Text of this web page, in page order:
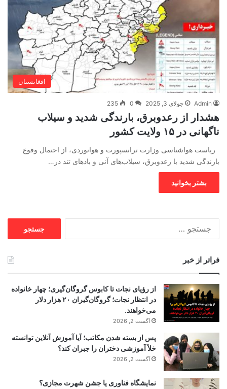
افغانستان
Admin جولای 3, 2025 0
235
هشدار از رعدوبرق، بارندگی شدید و سیلاب‌
ناگهانی در ۱۵ ولایت کشور
ریاست هواشناسی وزارت ترانسپورت و هوانوردی، از احتمال وقوع
بارندگی شدید با رعدوبرق، سیلاب‌های آنی و بادهای تند در…
بشتر بخوانید
فراتر از خبر
از رؤیای نجات تا کابوس گروگان‌گیری؛ چهار خانواده
در انتظار نجات؛ گروگان‌گیران ۲۰ هزار دلار
می‌خواهند.
آگست 2, 2026
پس از بسته شدن مکاتب؛ آیا آموزش آنلاین توانسته
خلأ آموزشی دختران را جبران کند؟
آگست 2, 2026
نمایشگاه فناوری یا جشن شهرت مجازی؟